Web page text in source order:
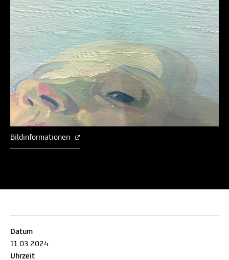
Bildinformationen
Datum
11.03.2024
Uhrzeit